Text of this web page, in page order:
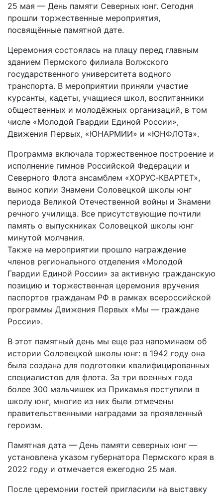
25 мая — День памяти Северных юнг. Сегодня
прошли торжественные мероприятия,
посвящённые памятной дате.
Церемония состоялась на плацу перед главным
зданием Пермского филиала Волжского
государственного университета водного
транспорта. В мероприятии приняли участие
курсанты, кадеты, учащиеся школ, воспитанники
общественных и молодёжных организаций, в том
числе «Молодой Гвардии Единой России»,
Движения Первых, «ЮНАРМИИ» и «ЮНФЛОТа».
Программа включала торжественное построение и
исполнение гимнов Российской Федерации и
Северного Флота ансамблем «ХОРУС‑КВАРТЕТ»,
вынос копии Знамени Соловецкой школы юнг
периода Великой Отечественной войны и Знамени
речного училища. Все присутствующие почтили
память о выпускниках Соловецкой школы юнг
минутой молчания.
Также на мероприятии прошло награждение
членов регионального отделения «Молодой
Гвардии Единой России» за активную гражданскую
позицию и торжественная церемония вручения
паспортов гражданам РФ в рамках всероссийской
программы Движения Первых «Мы — граждане
России».
В этот памятный день мы еще раз напоминаем об
истории Соловецкой школы юнг: в 1942 году она
была создана для подготовки квалифицированных
специалистов для флота. За три военных года
более 300 мальчишек из Прикамья поступили в
школу юнг, многие из них были отмечены
правительственными наградами за проявленный
героизм.
Памятная дата — День памяти северных юнг —
установлена указом губернатора Пермского края в
2022 году и отмечается ежегодно 25 мая.
После церемонии гостей пригласили на выставку